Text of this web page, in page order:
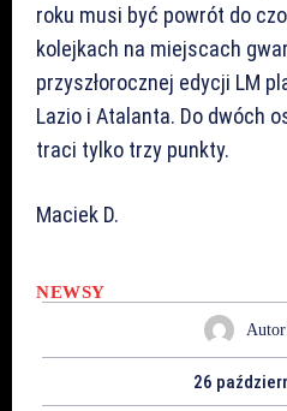
roku musi być powrót do
kolejkach na miejscach
przyszłorocznej edycji LM
Lazio i Atalanta. Do dwóch
traci tylko trzy punkty.
Maciek D.
NEWSY
26